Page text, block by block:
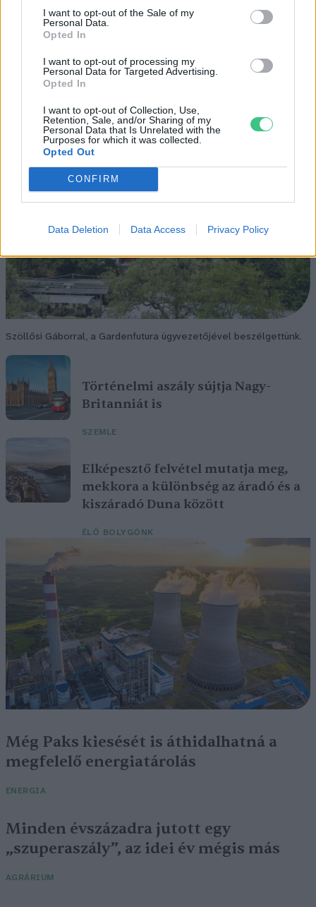
I want to opt-out of the Sale of my
Personal Data.
Opted In
I want to opt-out of processing my
Personal Data for Targeted Advertising.
Opted In
I want to opt-out of Collection, Use,
Retention, Sale, and/or Sharing of my
Personal Data that Is Unrelated with the
Purposes for which it was collected.
Opted Out
CONFIRM
Data Deletion Data Access Privacy Policy
Szöllősi Gáborral, a Gardenfutura ügyvezetőjével beszélgettünk.
Történelmi aszály sújtja Nagy-
Britanniát is
SZEMLE
Elképesztő felvétel mutatja meg,
mekkora a különbség az áradó és a
kiszáradó Duna között
ÉLŐ BOLYGÓNK
Még Paks kiesését is áthidalhatná a
megfelelő energiatárolás
ENERGIA
Minden évszázadra jutott egy
„szuperaszály”, az idei év mégis más
AGRÁRIUM